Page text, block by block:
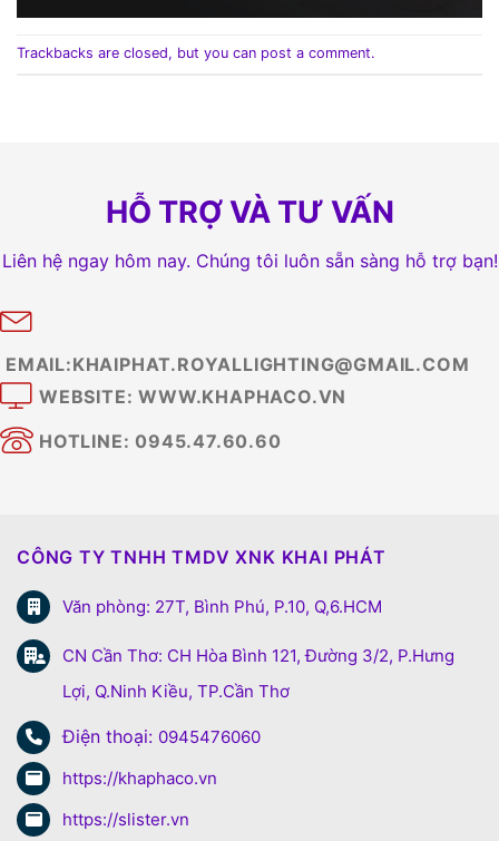
Trackbacks are closed, but you can post a comment.
HỖ TRỢ VÀ TƯ VẤN
Liên hệ ngay hôm nay. Chúng tôi luôn sẵn sàng hỗ trợ bạn!
EMAIL:KHAIPHAT.ROYALLIGHTING@GMAIL.COM
WEBSITE: WWW.KHAPHACO.VN
HOTLINE: 0945.47.60.60
CÔNG TY TNHH TMDV XNK KHAI PHÁT
Văn phòng: 27T, Bình Phú, P.10, Q,6.HCM
CN Cần Thơ: CH Hòa Bình 121, Đường 3/2, P.Hưng
Lợi, Q.Ninh Kiều, TP.Cần Thơ
Điện thoại: 0945476060
https://khaphaco.vn
https://slister.vn